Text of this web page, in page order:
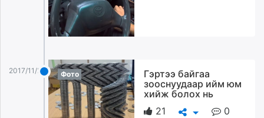
2017/11/28 Фото
Гэртээ байгаа
зооснуудаар ийм юм
хийж болох нь
21
0